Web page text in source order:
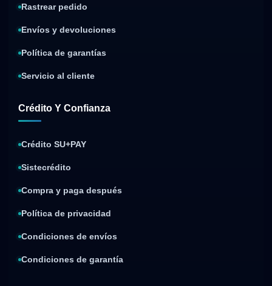
Rastrear pedido
Envíos y devoluciones
Política de garantías
Servicio al cliente
Crédito Y Confianza
Crédito SU+PAY
Sistecrédito
Compra y paga después
Política de privacidad
Condiciones de envíos
Condiciones de garantía